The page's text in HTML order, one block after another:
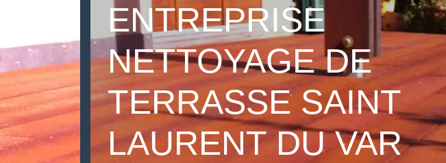
ENTREPRISE
NETTOYAGE DE
TERRASSE SAINT
LAURENT DU VAR